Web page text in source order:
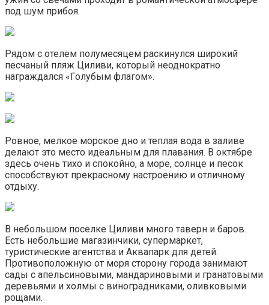
под шум прибоя.
Рядом с отелем полумесяцем раскинулся широкий
песчаный пляж Циливи, который неоднократно
награждался «Голубым флагом».
Ровное, мелкое морское дно и теплая вода в заливе
делают это место идеальным для плавания. В октябре
здесь очень тихо и спокойно, а море, солнце и песок
способствуют прекрасному настроению и отличному
отдыху.
В небольшом поселке Циливи много таверн и баров.
Есть небольшие магазинчики, супермаркет,
туристические агентства и Аквапарк для детей.
Противоположную от моря сторону города занимают
сады с апельсиновыми, мандариновыми и гранатовыми
деревьями и холмы с виноградниками, оливковыми
рощами.